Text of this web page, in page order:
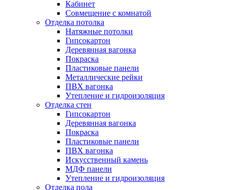
Кабинет
Совмещение с комнатой
Отделка потолка
Натяжные потолки
Гипсокартон
Деревянная вагонка
Покраска
Пластиковые панели
Металлические рейки
ПВХ вагонка
Утепление и гидроизоляция
Отделка стен
Гипсокартон
Деревянная вагонка
Покраска
Пластиковые панели
ПВХ вагонка
Искусственный камень
МДФ панели
Утепление и гидроизоляция
Отделка пола